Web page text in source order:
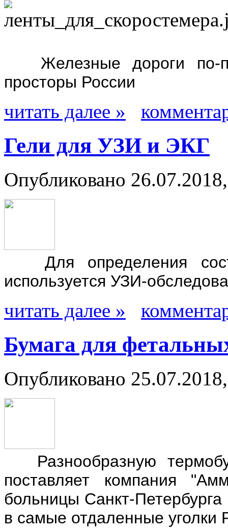
Железные дороги по-
просторы России
читать далее »
Гели для УЗИ и ЭКГ
Опубликовано
Для определения
используется УЗИ-
читать далее »
Бумага для
Опубликовано
Разнообразную
поставляет компания
больницы Санкт-
в самые отдаленные уголки